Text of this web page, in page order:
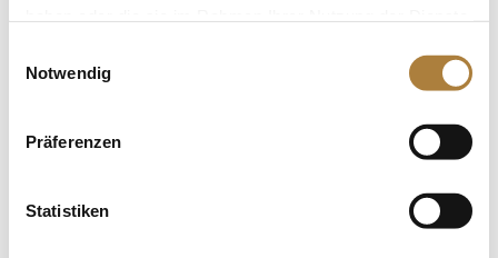
Notwendig
Präferenzen
Statistiken
Jahr im schönen Sauerland statt. Das Motto: „Quo
Vadis Reitsport – die Zukunft...
Spenden